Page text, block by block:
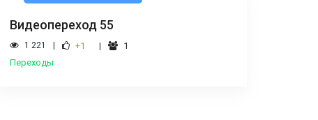
Видеопереход 55
1 221 +1
1
Переходы